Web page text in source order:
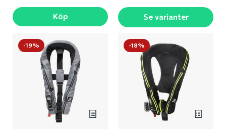
Köp Se varianter
-19% -18%